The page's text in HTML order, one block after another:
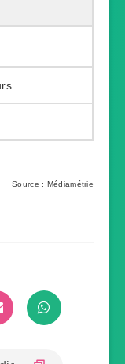
Source : Médiamétrie